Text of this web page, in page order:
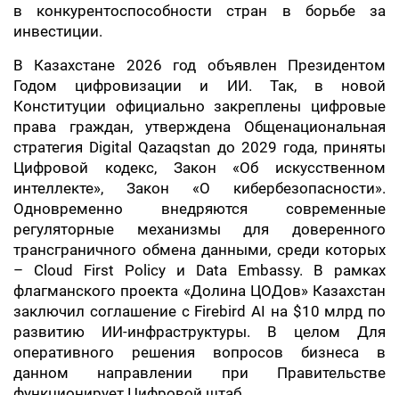
в конкурентоспособности стран в борьбе за
инвестиции.
В Казахстане 2026 год объявлен Президентом
Годом цифровизации и ИИ. Так, в новой
Конституции официально закреплены цифровые
права граждан, утверждена Общенациональная
стратегия Digital Qazaqstan до 2029 года, приняты
Цифровой кодекс, Закон «Об искусственном
интеллекте», Закон «О кибербезопасности».
Одновременно внедряются современные
регуляторные механизмы для доверенного
трансграничного обмена данными, среди которых
– Cloud First Policy и Data Embassy. В рамках
флагманского проекта «Долина ЦОДов» Казахстан
заключил соглашение с Firebird AI на $10 млрд по
развитию ИИ-инфраструктуры. В целом Для
оперативного решения вопросов бизнеса в
данном направлении при Правительстве